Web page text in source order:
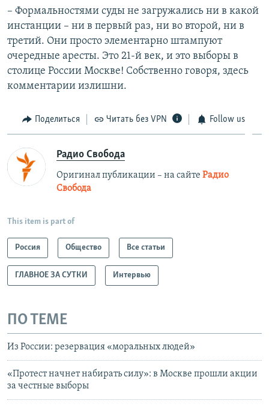
– Формальностями суды не загружались ни в какой
инстанции – ни в первый раз, ни во второй, ни в
третий. Они просто элементарно штампуют
очередные аресты. Это 21-й век, и это выборы в
столице России Москве! Собственно говоря, здесь
комментарии излишни.
Поделиться Читать без VPN Follow us
Радио Свобода
Оригинал публикации – на сайте Радио
Свобода
This item is part of
Россия Общество Все статьи
ГЛАВНОЕ ЗА СУТКИ Интервью
ПО ТЕМЕ
Из России: резервация «моральных людей»
«Протест начнет набирать силу»: в Москве прошли акции
за честные выборы